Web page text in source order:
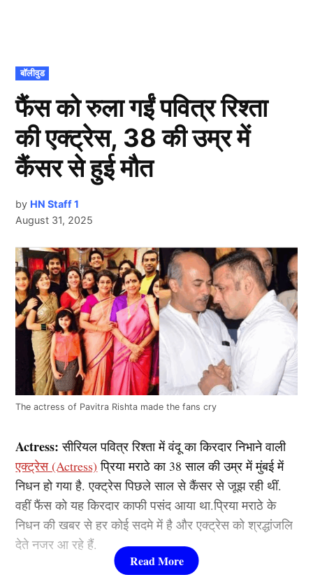
POSTED
IN
बॉलीवुड
फैंस को रुला गईं पवित्र रिश्ता
की एक्ट्रेस, 38 की उम्र में
कैंसर से हुई मौत
by HN Staff 1
August 31, 2025
The actress of Pavitra Rishta made the fans cry
Actress: सीरियल पवित्र रिश्ता में वंदू का किरदार निभाने वाली
एक्ट्रेस (Actress) प्रिया मराठे का 38 साल की उम्र में मुंबई में
निधन हो गया है. एक्ट्रेस पिछले साल से कैंसर से जूझ रही थीं.
वहीं फैंस को यह किरदार काफी पसंद आया था.प्रिया मराठे के
निधन की खबर से हर कोई सदमे में है और एक्ट्रेस को श्रद्धांजलि
देते नजर आ रहे हैं.